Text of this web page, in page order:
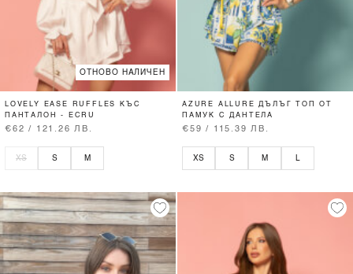
ОТНОВО НАЛИЧЕН
LOVELY EASE RUFFLES КЪС
ПАНТАЛОН - ECRU
€62 / 121.26 ЛВ.
XS S M
AZURE ALLURE ДЪЛЪГ ТОП ОТ
ПАМУК С ДАНТЕЛА
€59 / 115.39 ЛВ.
XS S M L